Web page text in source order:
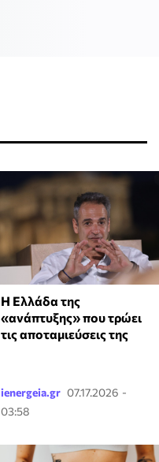
Η Ελλάδα της
«ανάπτυξης» που τρώει
τις αποταμιεύσεις της
ienergeia.gr 07.17.2026 -
03:58